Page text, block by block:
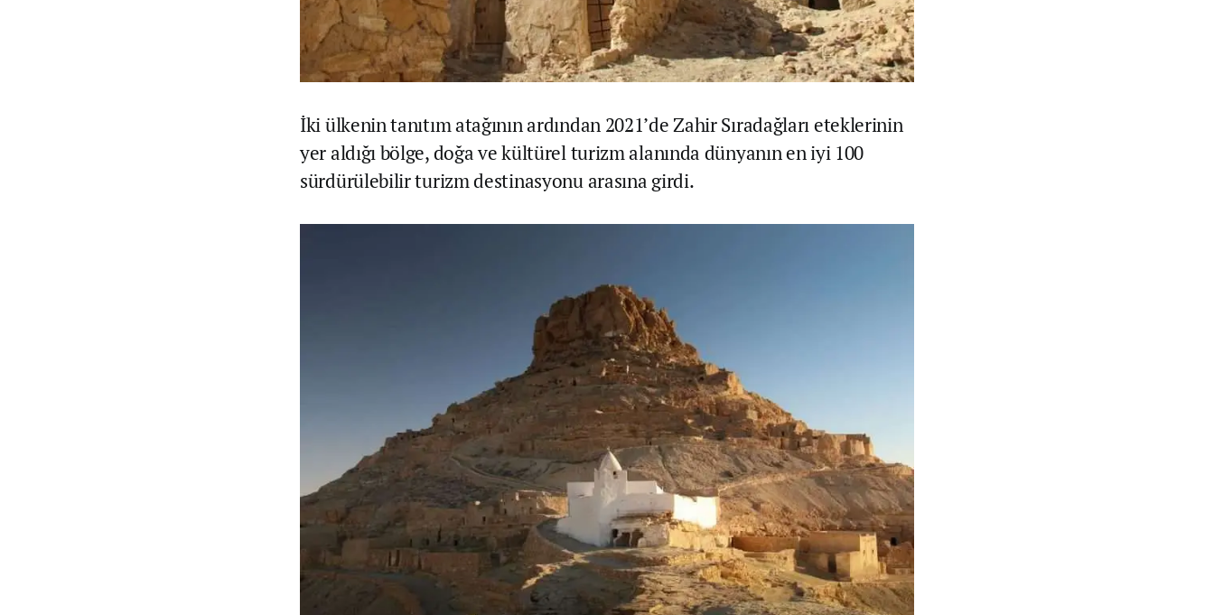
İki ülkenin tanıtım atağının ardından 2021’de Zahir Sıradağları eteklerinin
yer aldığı bölge, doğa ve kültürel turizm alanında dünyanın en iyi 100
sürdürülebilir turizm destinasyonu arasına girdi.